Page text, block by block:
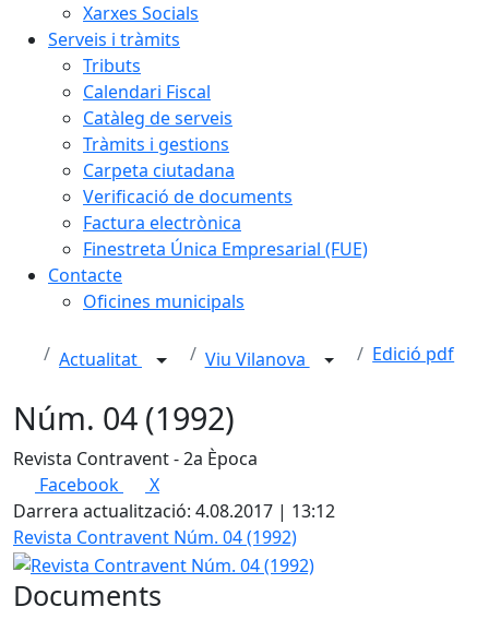
Xarxes Socials
Serveis i tràmits
Tributs
Calendari Fiscal
Catàleg de serveis
Tràmits i gestions
Carpeta ciutadana
Verificació de documents
Factura electrònica
Finestreta Única Empresarial (FUE)
Contacte
Oficines municipals
Actualitat Viu Vilanova Edició pdf
Núm. 04 (1992)
Revista Contravent - 2a Època
Facebook
X
Darrera actualització: 4.08.2017 | 13:12
Revista Contravent Núm. 04 (1992)
Documents